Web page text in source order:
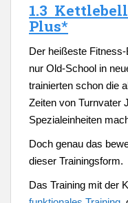
1.3
Plus*
Der heißeste
nur Old-School in
trainierten schon die
Zeiten von Turnvater
Spezialeinheiten
Doch genau das
dieser Trainingsform.
Das Training mit der